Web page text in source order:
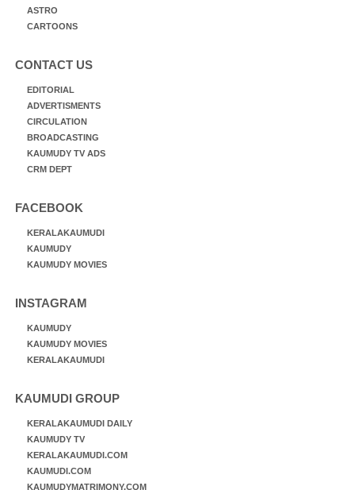
ASTRO
CARTOONS
CONTACT US
EDITORIAL
ADVERTISMENTS
CIRCULATION
BROADCASTING
KAUMUDY TV ADS
CRM DEPT
FACEBOOK
KERALAKAUMUDI
KAUMUDY
KAUMUDY MOVIES
INSTAGRAM
KAUMUDY
KAUMUDY MOVIES
KERALAKAUMUDI
KAUMUDI GROUP
KERALAKAUMUDI DAILY
KAUMUDY TV
KERALAKAUMUDI.COM
KAUMUDI.COM
KAUMUDYMATRIMONY.COM